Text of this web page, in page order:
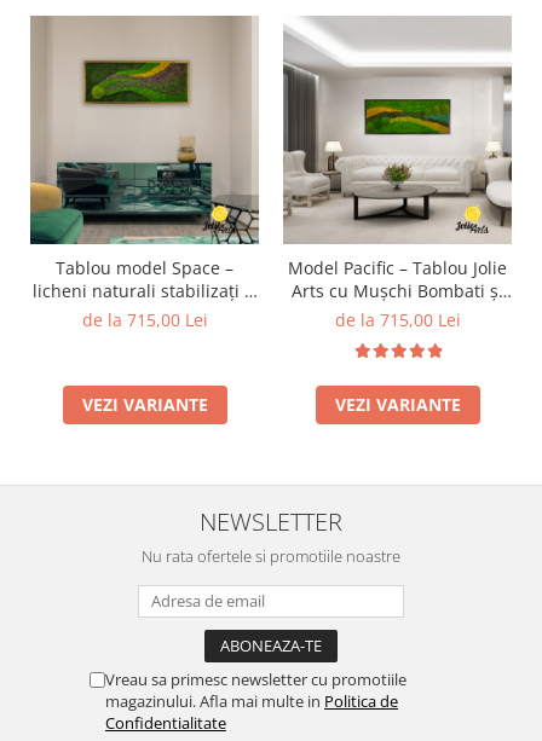
Tablou model Space –
licheni naturali stabilizați și
mușchi de pădure, Jolie
de la 715,00 Lei
VEZI VARIANTE
Model Pacific – Tablou Jolie
Arts cu Mușchi Bombati și
Licheni
de la 715,00 Lei
VEZI VARIANTE
NEWSLETTER
Nu rata ofertele si promotiile noastre
Vreau sa primesc newsletter cu promotiile
magazinului. Afla mai multe in Politica de
Confidentialitate